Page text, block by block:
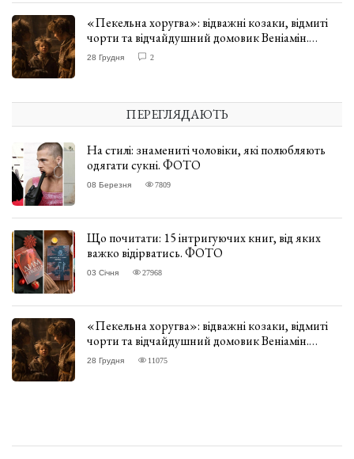
«Пекельна хоругва»: відважні козаки, відмиті
чорти та відчайдушний домовик Веніамін.
ВІДГУК
28 Грудня 2
ПЕРЕГЛЯДАЮТЬ
На стилі: знамениті чоловіки, які полюбляють
одягати сукні. ФОТО
08 Березня 7809
Що почитати: 15 інтригуючих книг, від яких
важко відірватись. ФОТО
03 Січня 27968
«Пекельна хоругва»: відважні козаки, відмиті
чорти та відчайдушний домовик Веніамін.
ВІДГУК
28 Грудня 11075